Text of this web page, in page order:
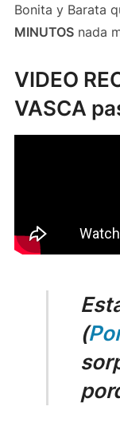
Bonita y Barata
MINUTOSnada
VIDEO
VASCA
(